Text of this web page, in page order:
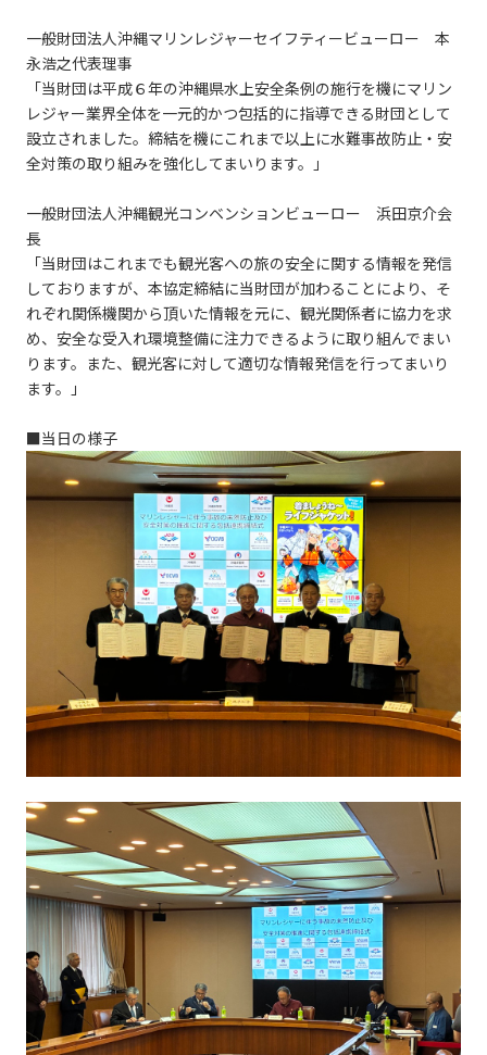
一般財団法人沖縄マリンレジャーセイフティービューロー 本
永浩之代表理事
「当財団は平成６年の沖縄県水上安全条例の施行を機にマリン
レジャー業界全体を一元的かつ包括的に指導できる財団として
設立されました。締結を機にこれまで以上に水難事故防止・安
全対策の取り組みを強化してまいります。」
一般財団法人沖縄観光コンベンションビューロー 浜田京介会
長
「当財団はこれまでも観光客への旅の安全に関する情報を発信
しておりますが、本協定締結に当財団が加わることにより、そ
れぞれ関係機関から頂いた情報を元に、観光関係者に協力を求
め、安全な受入れ環境整備に注力できるように取り組んでまい
ります。また、観光客に対して適切な情報発信を行ってまいり
ます。」
■当日の様子